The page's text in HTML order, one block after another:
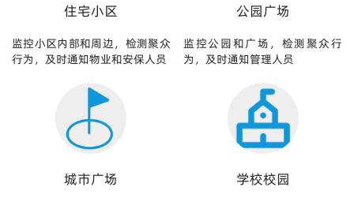
住宅小区
监控小区内部和周边，检测聚众
行为，及时通知物业和安保人员
公园广场
监控公园和广场，检测聚众行
为，及时通知管理人员
城市广场 学校校园